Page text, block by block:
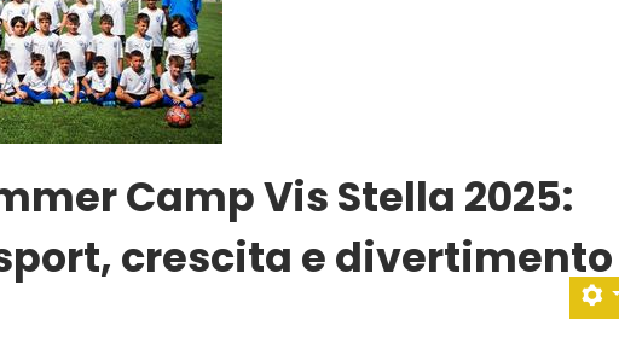
Camp Vis Stella 2025:
crescita e divertimento